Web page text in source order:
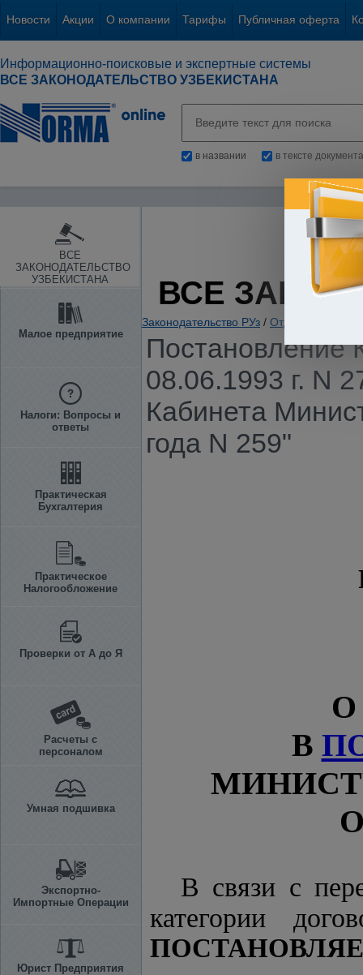
Новости Акции О компании Тарифы Публичная оферта
Информационно-поисковые и экспертные системы
ВСЕ ЗАКОНОДАТЕЛЬСТВО УЗБЕКИСТАНА
в названии в тексте документа
ВСЕ
ЗАКОНОДАТЕЛЬСТВО
УЗБЕКИСТАНА
Малое предприятие
Налоги: Вопросы и
ответы
Практическая
Бухгалтерия
Практическое
Налогообложение
Проверки от А до Я
Расчеты с
персоналом
Умная подшивка
Экспортно-
Импортные Операции
Юрист Предприятия
ВСЕ
Законодательство РУз / Отдельные
Постановление
08.06.1993 г. N
Кабинета
года N 259"
В
В связи с
категории